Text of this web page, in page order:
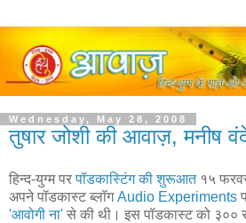
Wednesday, May 28, 2008
तुषार जोशी की आवाज़, मनीष
हिन्द-युग्म परपॉडकास्टिंग की शुरूआत१५
अपने पॉडकास्ट ब्लॉगAudio Experiments
'आवोगी ना' से की थी। इस पॉडकास्ट को ३००